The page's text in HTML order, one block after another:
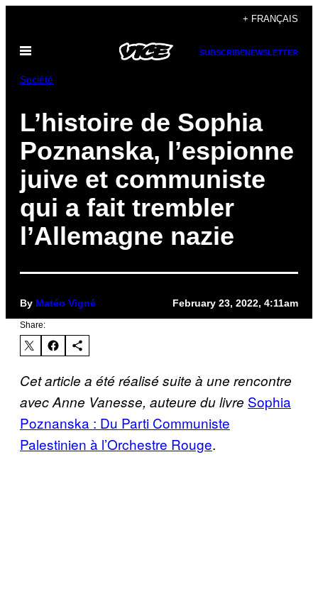
content
+ FRANÇAIS
Open
SUBSCRIBENEWSLETTER
Société
L’histoire de Sophia
Poznanska, l’espionne
juive et communiste
qui a fait trembler
l’Allemagne nazie
By Matéo Vigné February 23, 2022, 4:11am
Share:
Cet article a été réalisé suite à une rencontre
avec Anne Vanesse, auteure du livre Sophia
Poznanska : Du Parti Communiste
Palestinien à l’Orchestre Rouge.